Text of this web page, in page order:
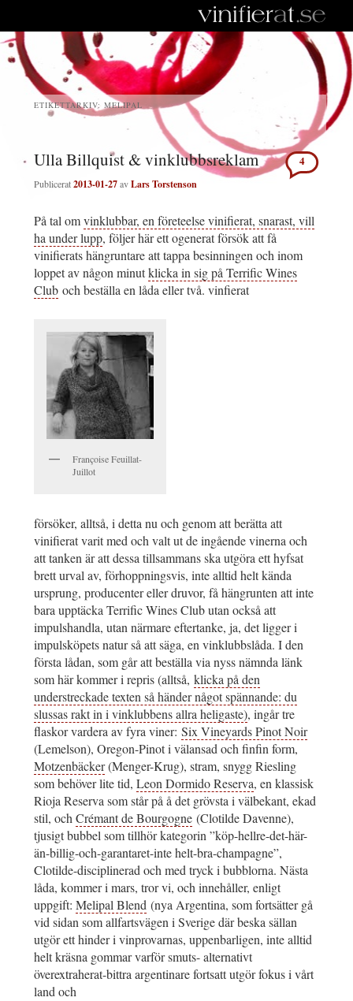
ETIKETTARKIV: MELIPAL
Ulla Billquist & vinklubbsreklam
Publicerat2013-01-27avLars Torstenson
4
På tal omvinklubbar, en företeelse vinifierat, snarast, vill
ha under lupp, följer här ett ogenerat försök att få
vinifierats hängruntare att tappa besinningen och inom
loppet av någon minutklicka in sig på Terrific Wines
Club och beställa en låda eller två. vinfierat
Françoise Feuillat-
Juillot
försöker, alltså, i detta nu och genom att berätta att
vinifierat varit med och valt ut de ingående vinerna och
att tanken är att dessa tillsammans ska utgöra ett hyfsat
brett urval av, förhoppningsvis, inte alltid helt kända
ursprung, producenter eller druvor, få hängrunten att inte
bara upptäcka Terrific Wines Club utan också att
impulshandla, utan närmare eftertanke, ja, det ligger i
impulsköpets natur så att säga, en vinklubbslåda. I den
första lådan, som går att beställa via nyss nämnda länk
som här kommer i repris (alltså, klicka på den
understreckade texten så händer något spännande: du
slussas rakt in i vinklubbens allra heligaste), ingår tre
flaskor vardera av fyra viner: Six Vineyards Pinot Noir
(Lemelson), Oregon-Pinot i välansad och finfin form,
Motzenbäcker(Menger-Krug), stram, snygg Riesling
som behöver lite tid, Leon Dormido Reserva, en klassisk
Rioja Reserva som står på å det grövsta i välbekant, ekad
stil, ochCrémant de Bourgogne (Clotilde Davenne),
tjusigt bubbel som tillhör kategorin ”köp-hellre-det-här-
än-billig-och-garantaret-inte helt-bra-champagne”,
Clotilde-disciplinerad och med tryck i bubblorna. Nästa
låda, kommer i mars, tror vi, och innehåller, enligt
uppgift: Melipal Blend (nya Argentina, som fortsätter gå
vid sidan som allfartsvägen i Sverige där beska sällan
utgör ett hinder i vinprovarnas, uppenbarligen, inte alltid
helt kräsna gommar varför smuts- alternativt
överextraherat-bittra argentinare fortsatt utgör fokus i vårt
land och